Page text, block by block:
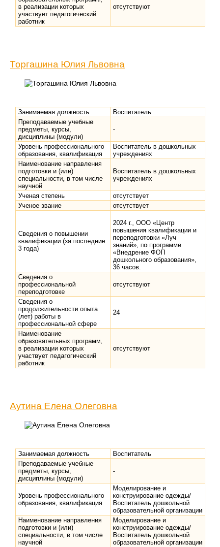
в реализации которых
участвует педагогический
работник
отсутствуют
Торгашина Юлия Львовна
Занимаемая должность
Воспитатель
Преподаваемые учебные
предметы, курсы,
дисциплины (модули)
-
Уровень профессионального
образования, квалификация
Воспитатель в дошкольных
учреждениях
Наименование направления
подготовки и (или)
специальности, в том числе
научной
Воспитатель в дошкольных
учреждениях
Ученая степень
отсутствует
Ученое звание
отсутствует
Сведения о повышении
квалификации (за последние
3 года)
2024 г., ООО «Центр
повышения квалификации и
переподготовки «Луч
знаний», по программе
«Внедрение ФОП
дошкольного образования»,
36 часов.
Сведения о
профессиональной
переподготовке
отсутствуют
Сведения о
продолжительности опыта
(лет) работы в
профессиональной сфере
24
Наименование
образовательных программ,
в реализации которых
участвует педагогический
работник
отсутствуют
Аутина Елена Олеговна
Занимаемая должность
Воспитатель
Преподаваемые учебные
предметы, курсы,
дисциплины (модули)
-
Уровень профессионального
образования, квалификация
Моделирование и
конструирование одежды/
Воспитатель дошкольной
образовательной организации
Наименование направления
подготовки и (или)
специальности, в том числе
научной
Моделирование и
конструирование одежды/
Воспитатель дошкольной
образовательной организации